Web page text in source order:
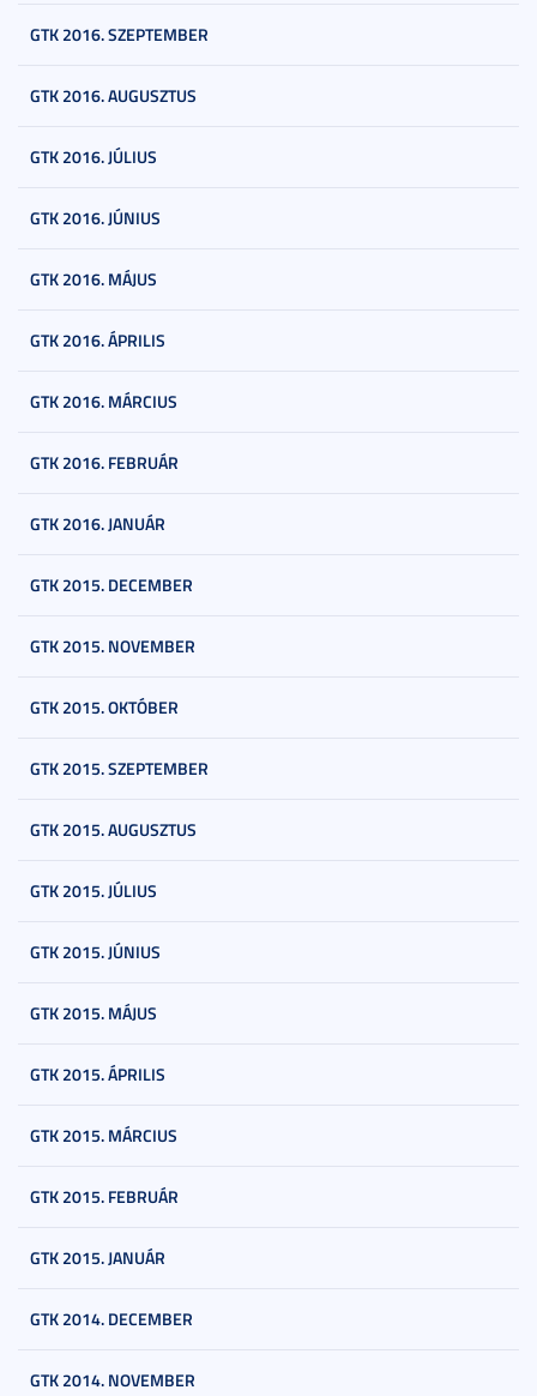
GTK 2016. SZEPTEMBER
GTK 2016. AUGUSZTUS
GTK 2016. JÚLIUS
GTK 2016. JÚNIUS
GTK 2016. MÁJUS
GTK 2016. ÁPRILIS
GTK 2016. MÁRCIUS
GTK 2016. FEBRUÁR
GTK 2016. JANUÁR
GTK 2015. DECEMBER
GTK 2015. NOVEMBER
GTK 2015. OKTÓBER
GTK 2015. SZEPTEMBER
GTK 2015. AUGUSZTUS
GTK 2015. JÚLIUS
GTK 2015. JÚNIUS
GTK 2015. MÁJUS
GTK 2015. ÁPRILIS
GTK 2015. MÁRCIUS
GTK 2015. FEBRUÁR
GTK 2015. JANUÁR
GTK 2014. DECEMBER
GTK 2014. NOVEMBER